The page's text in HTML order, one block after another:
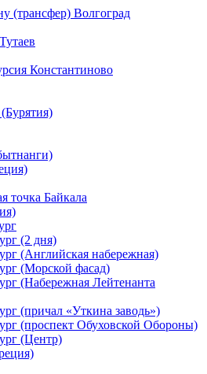
(трансфер) Волгоград
Константиново
точка Байкала
(2 дня)
(Английская набережная)
(Морской фасад)
(Набережная Лейтенанта
(причал «Уткина заводь»)
(проспект Обуховской Обороны)
(Центр)